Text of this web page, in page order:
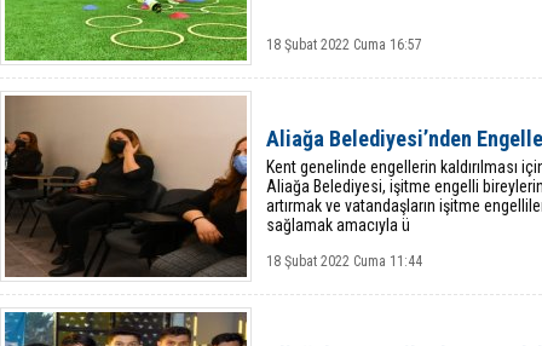
18 Şubat 2022 Cuma 16:57
Aliağa Belediyesi’nden
Kent genelinde engellerin kaldırılması
Aliağa Belediyesi, işitme engelli
artırmak ve vatandaşların işitme
sağlamak amacıyla ü
18 Şubat 2022 Cuma 11:44